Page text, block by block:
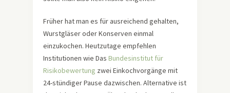
Früher hat man es für ausreichend gehalten,
Wurstgläser oder Konserven einmal
einzukochen. Heutzutage empfehlen
Institutionen wie Das Bundesinstitut für
Risikobewertung zwei Einkochvorgänge mit
24-stündiger Pause dazwischen. Alternative ist